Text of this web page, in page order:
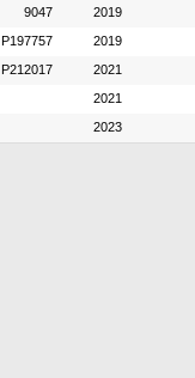
9047 2019
P197757 2019
P212017 2021
2021
2023